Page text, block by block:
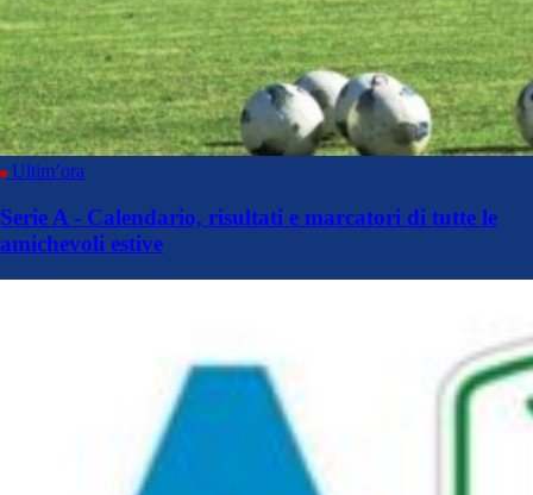
Ultim’ora
Serie A - Calendario, risultati e marcatori di tutte le
amichevoli estive